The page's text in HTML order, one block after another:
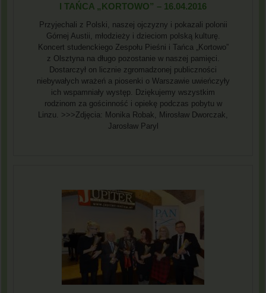
I TAŃCA „KORTOWO” – 16.04.2016
Przyjechali z Polski, naszej ojczyzny i pokazali polonii
Górnej Austii, młodzieży i dzieciom polską kulturę.
Koncert studenckiego Zespołu Pieśni i Tańca „Kortowo”
z Olsztyna na długo pozostanie w naszej pamięci.
Dostarczył on licznie zgromadzonej publiczności
niebywałych wrażeń a piosenki o Warszawie uwieńczyły
ich wspamniały występ. Dziękujemy wszystkim
rodzinom za gościnność i opiekę podczas pobytu w
Linzu. >>>Zdjęcia: Monika Robak, Mirosław Dworczak,
Jarosław Paryl